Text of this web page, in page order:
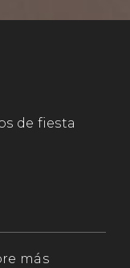
de fiesta
más